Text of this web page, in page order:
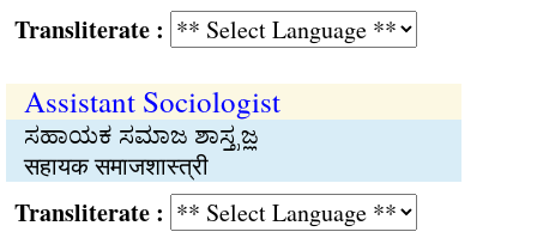
:
Assistant Sociologist
ಸಹಾಯಕ ಸಮಾಜ ಶಾಸ್ತ್ರಜ್ಞ
सहायक समाजशास्त्री
: